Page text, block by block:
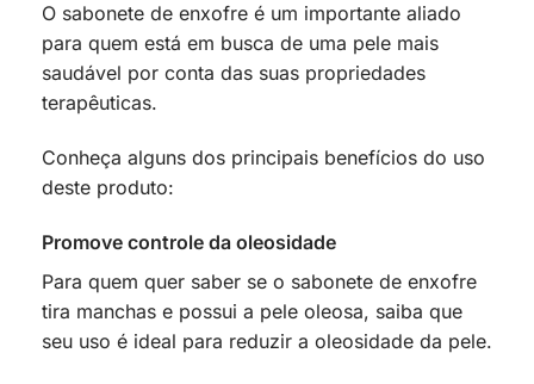
O sabonete de enxofre é um importante aliado
para quem está em busca de uma pele mais
saudável por conta das suas propriedades
terapêuticas.
Conheça alguns dos principais benefícios do uso
deste produto:
Promove controle da oleosidade
Para quem quer saber se o sabonete de enxofre
tira manchas e possui a pele oleosa, saiba que
seu uso é ideal para reduzir a oleosidade da pele.